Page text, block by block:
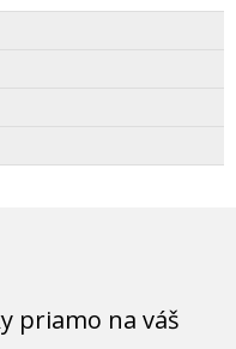
priamo na váš